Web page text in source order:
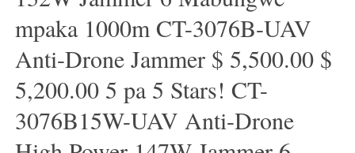
mpaka 1000m CT-3076B-UAV
Anti-Drone Jammer $ 5,500.00 $
5,200.00 5 pa 5 Stars! CT-
3076B15W-UAV Anti-Drone